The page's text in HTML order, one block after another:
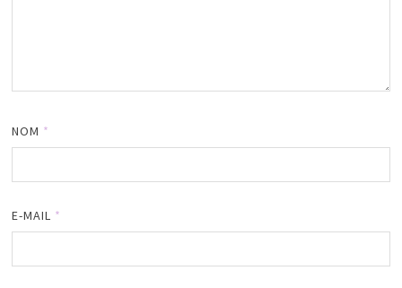
NOM *
E-MAIL *